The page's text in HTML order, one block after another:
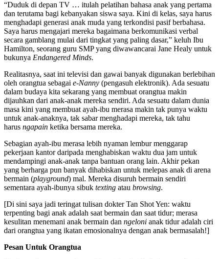
“Duduk di depan TV … itulah pelatihan bahasa anak yang pertama
dan terutama bagi kebanyakan siswa saya. Kini di kelas, saya harus
menghadapi generasi anak muda yang terkondisi pasif berbahasa.
Saya harus mengajari mereka bagaimana berkomunikasi verbal
secara gamblang mulai dari tingkat yang paling dasar,” keluh Ibu
Hamilton, seorang guru SMP yang diwawancarai Jane Healy untuk
bukunya Endangered Minds.
Realitasnya, saat ini televisi dan gawai banyak digunakan berlebihan
oleh orangtua sebagai e-Nanny (pengasuh elektronik). Ada sesuatu
dalam budaya kita sekarang yang membuat orangtua makin
dijauhkan dari anak-anak mereka sendiri. Ada sesuatu dalam dunia
masa kini yang membuat ayah-ibu merasa makin tak punya waktu
untuk anak-anaknya, tak sabar menghadapi mereka, tak tahu
harus ngapain ketika bersama mereka.
Sebagian ayah-ibu merasa lebih nyaman lembur menggarap
pekerjaan kantor daripada menghabiskan waktu dua jam untuk
mendampingi anak-anak tanpa bantuan orang lain. Akhir pekan
yang berharga pun banyak dihabiskan untuk melepas anak di arena
bermain (playground) mal. Mereka disuruh bermain sendiri
sementara ayah-ibunya sibuk texting atau browsing.
[Di sini saya jadi teringat tulisan dokter Tan Shot Yen: waktu
terpenting bagi anak adalah saat bermain dan saat tidur; merasa
kesulitan menemani anak bermain dan ngeloni anak tidur adalah ciri
dari orangtua yang ikatan emosionalnya dengan anak bermasalah!]
Pesan Untuk Orangtua